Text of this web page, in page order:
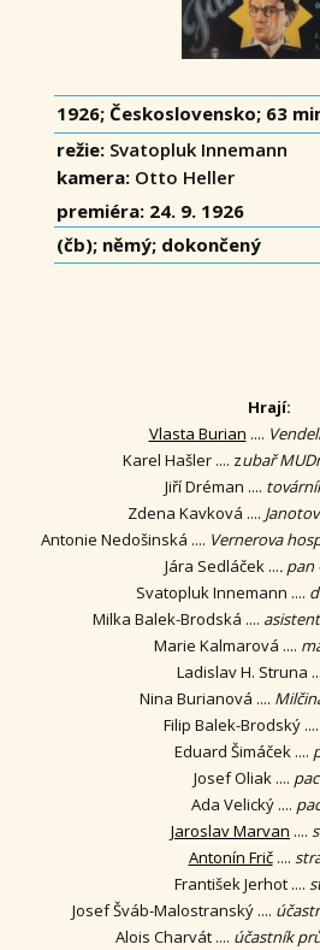
1926; Československo; 63
režie: Svatopluk Innemann
kamera: Otto Heller
premiéra: 24. 9. 1926
(čb); němý; dokončený
Hrají:
Vlasta Burian ....
Karel Hašler .... zubař
Jiří Dréman ....
Zdena Kavková ....
Antonie Nedošinská .... Vernerova
Jára Sedláček .... pan
Svatopluk Innemann ....
Milka Balek-Brodská ....
Marie Kalmarová ....
Ladislav H. Struna
Nina Burianová ....
Filip Balek-Brodský ....
Eduard Šimáček ....
Josef Oliak ....
Ada Velický ....
Jaroslav Marvan ....
Antonín Frič....
František Jerhot ....
Josef Šváb-Malostranský ....
Alois Charvát .... účastník